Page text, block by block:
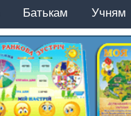
Батькам Учням